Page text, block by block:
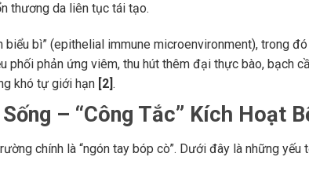
thương da liên tục tái tạo.
bì” (epithelial immune microenvironment), trong
phản ứng viêm, thu hút thêm đại thực bào, bạch
khó tự giới hạn [2].
– “Công Tắc” Kích Hoạt
chính là “ngón tay bóp cò”. Dưới đây là những yếu